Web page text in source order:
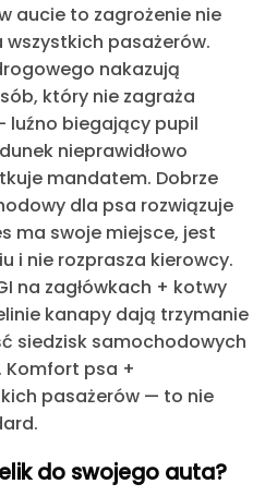
aucie to zagrożenie nie
pasażerów.
nakazują
który nie zagraża
luźno biegający pupil
nieprawidłowo
mandatem. Dobrze
dla psa rozwiązuje
ma swoje miejsce, jest
i nie rozprasza kierowcy.
na zagłówkach + kotwy
kanapy dają trzymanie
siedzisk samochodowych
Komfort psa +
pasażerów — to nie
do swojego auta?